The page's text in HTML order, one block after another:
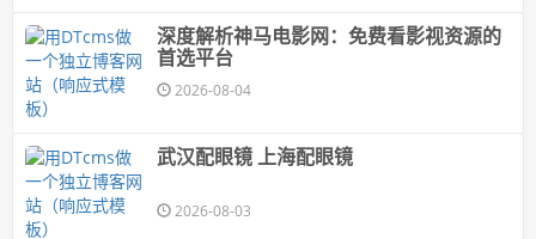
深度解析神马电影网：免费看影视资源的
首选平台
2026-08-04
武汉配眼镜 上海配眼镜
2026-08-03